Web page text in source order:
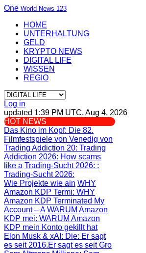
One World News 123
HOME
UNTERHALTUNG
GELD
KRYPTO NEWS
DIGITAL LIFE
WISSEN
REGIO
Log in
updated 1:39 PM UTC, Aug 4, 2026
HOT NEWS
Das Kino im Kopf: Die 82.
Filmfestspiele von Venedig von
Trading Addiction 20: Trading
Addiction 2026: How scams
like a Trading-Sucht 2026: :
Trading-Sucht 2026:
Wie Projekte wie ain WHY
Amazon KDP Termi: WHY
Amazon KDP Terminated My
Account – A WARUM Amazon
KDP mei: WARUM Amazon
KDP mein Konto gekillt hat
Elon Musk & xAI: Die: Er sagt
es seit 2016.Er sagt es seit Gro